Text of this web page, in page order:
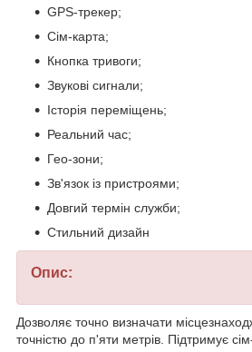
GPS-трекер;
Сім-карта;
Кнопка тривоги;
Звукові сигнали;
Історія переміщень;
Реальний час;
Гео-зони;
Зв'язок із пристроями;
Довгий термін служби;
Стильний дизайн
Опис:
Дозволяє точно визначати
точністю до п'яти метрів. Підтримує